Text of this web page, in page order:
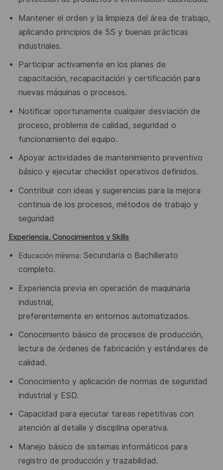
Mantener el orden y la limpieza del área de trabajo,
aplicando principios de 5S y buenas prácticas
industriales.
Participar activamente en los planes de
capacitación, recapacitación y certificación para
nuevas máquinas o procesos.
Notificar oportunamente cualquier desviación de
proceso, problema de calidad, seguridad o
funcionamiento del equipo.
Apoyar actividades de mantenimiento preventivo
básico y ejecutar checklist operativos definidos.
Contribuir con ideas y sugerencias para la mejora
continua de los procesos, métodos de trabajo y
seguridad
Experiencia, Conocimientos y Skills
Educación mínima: Secundaria o Bachillerato
completo.
Experiencia previa en operación de maquinaria
industrial,
preferentemente en entornos automatizados.
Conocimiento básico de procesos de producción,
lectura de órdenes de fabricación y estándares de
calidad.
Conocimiento y aplicación de normas de seguridad
industrial y ESD.
Capacidad para ejecutar tareas repetitivas con
atención al detalle y disciplina operativa.
Manejo básico de sistemas informáticos para
registro de producción y trazabilidad.